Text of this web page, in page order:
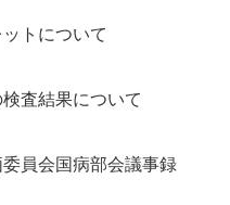
トについて
査結果について
員会国病部会議事録